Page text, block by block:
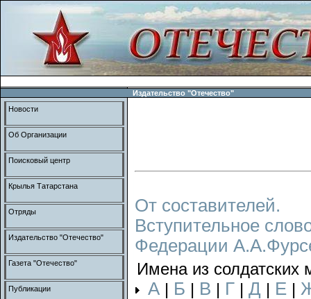
Издательство "Отечество"
От составителей.
Вступительное
Федерации
Имена из солдатских
А | Б | В | Г | Д | Е |
Новости
Об Организации
Поисковый центр
Крылья Татарстана
Отряды
Издательство "Отечество"
Газета "Отечество"
Публикации